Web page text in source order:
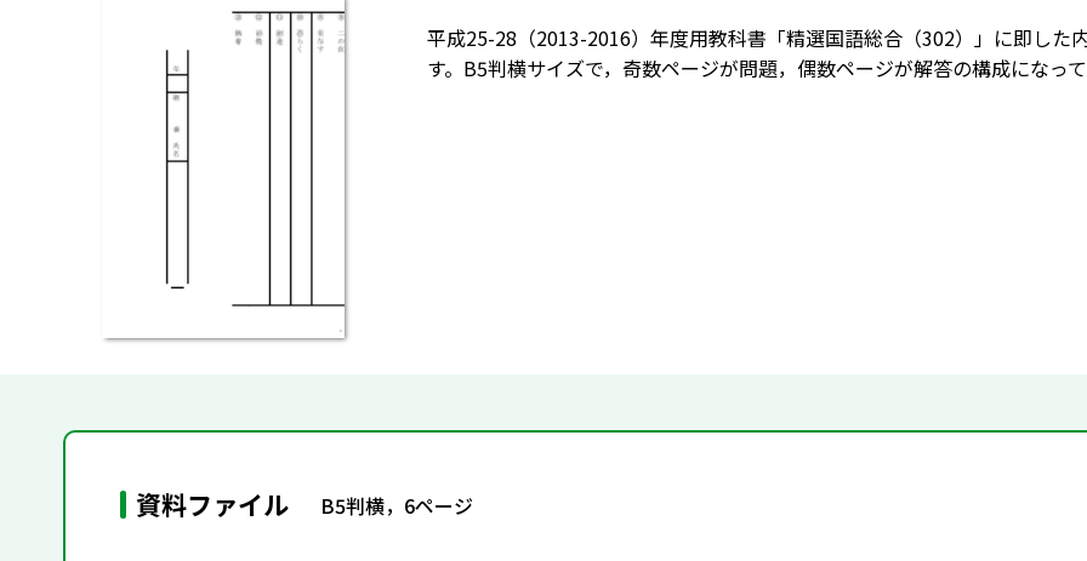
平成25-28（2013-2016）年度用教科書「精選国語総合（302）」に即した
す。B5判横サイズで，奇数ページが問題，偶数ページが解答の構成になっ
資料ファイル B5判横，6ページ